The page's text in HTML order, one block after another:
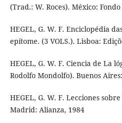
(Trad.: W. Roces). México:
HEGEL, G. W. F. Enciclopédia
epítome. (3 VOLS.). Lisboa:
HEGEL, G. W. F. Ciencia de La
Rodolfo Mondolfo). Buenos
HEGEL, G. W. F. Lecciones
Madrid: Alianza, 1984